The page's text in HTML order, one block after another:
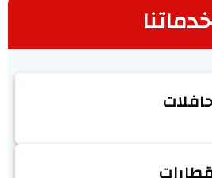
خدماتنا